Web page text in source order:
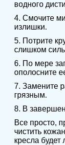
водного
4. Смочите
излишки.
5. Потрите
слишком
6. По мере
ополосните
7. Замените
грязным.
8. В
Все просто,
чистить
кресла будет